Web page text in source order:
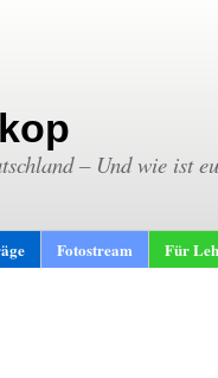
– Und wie ist
Fotostream Für